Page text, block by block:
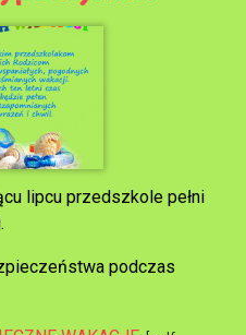
lipcu przedszkole pełni
podczas